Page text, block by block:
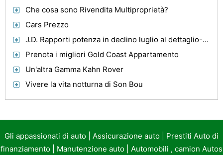
Che cosa sono Rivendita Multiproprietà?
Cars Prezzo
J.D. Rapporti potenza in declino luglio al dettaglio-vendita
Prenota i migliori Gold Coast Appartamento
Un'altra Gamma Kahn Rover
Vivere la vita notturna di Son Bou
Gli appassionati di auto Assicurazione auto
Prestiti Auto di
finanziamento
Manutenzione auto Automobili , camion Autos